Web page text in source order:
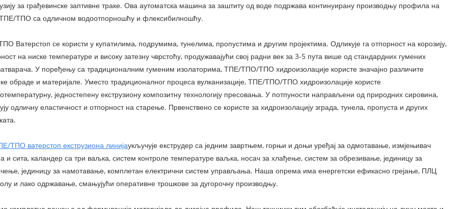
за грађевинске заптивне траке. Ова аутоматска машина за заштиту од воде подржава континуирану производњу профила на
ТПО са одличном водоотпорношћу и флексибилношћу.
Ватерстоп се користи у купатилима, подрумима, тунелима, пропустима и другим пројектима. Одликује га отпорност на корозију,
на ниске температуре и високу затезну чврстоћу, продужавајући свој радни век за 3-5 пута више од стандардних гумених
У поређењу са традиционалним гуменим изолаторима, ТПЕ/ТПО/ТПО хидроизолације користе значајно различите
обраде и материјале. Уместо традиционалног процеса вулканизације, ТПЕ/ТПО/ТПО хидроизолације користе
једностепену екструзиону композитну технологију пресовања. У потпуности направљени од природних сировина,
одличну еластичност и отпорност на старење. Првенствено се користе за хидроизолацију зграда, тунела, пропуста и других
ТПО ватерстоп екструзиона линијаукључује екструдер са једним завртњем, горњи и доњи уређај за одмотавање, измјењивач
и сита, каландер са три ваљка, систем контроле температуре ваљка, носач за хлађење, систем за обрезивање, јединицу за
јединицу за намотавање, комплетан електрични систем управљања. Наша опрема има енергетски ефикасно грејање, ПЛЦ
и лако одржавање, смањујући оперативне трошкове за дугорочну производњу.